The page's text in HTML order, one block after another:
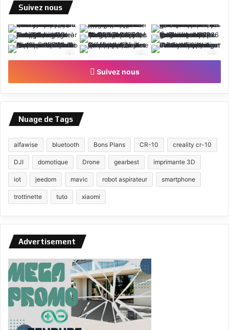
Suivez nous
Suivez nous
Nuage de Tags
alfawise bluetooth Bons Plans CR-10 creality cr-10
DJI domotique Drone gearbest imprimante 3D
iot jeedom mavic robot aspirateur smartphone
trottinette tuto xiaomi
Advertisement